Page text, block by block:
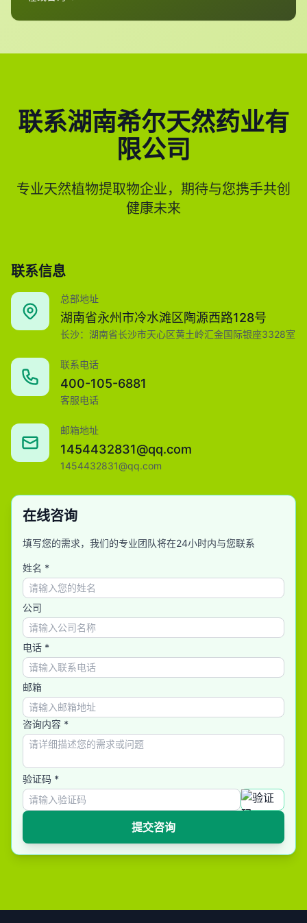
联系湖南希尔天然药业有
限公司
专业天然植物提取物企业，期待与您携手共创
健康未来
联系信息
总部地址
湖南省永州市冷水滩区陶源西路128号
长沙：湖南省长沙市天心区黄土岭汇金国际银座3328室
联系电话
400-105-6881
客服电话
邮箱地址
1454432831@qq.com
1454432831@qq.com
在线咨询
填写您的需求，我们的专业团队将在24小时内与您联系
姓名 *
公司
电话 *
邮箱
咨询内容 *
验证码 *
提交咨询